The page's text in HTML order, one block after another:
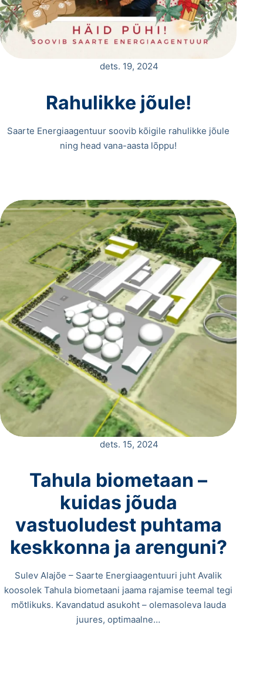
dets. 19, 2024
Rahulikke jõule!
Saarte Energiaagentuur soovib kõigile rahulikke jõule
ning head vana-aasta lõppu!
dets. 15, 2024
Tahula biometaan –
kuidas jõuda
vastuoludest puhtama
keskkonna ja arenguni?
Sulev Alajõe – Saarte Energiaagentuuri juht Avalik
koosolek Tahula biometaani jaama rajamise teemal tegi
mõtlikuks. Kavandatud asukoht – olemasoleva lauda
juures, optimaalne…